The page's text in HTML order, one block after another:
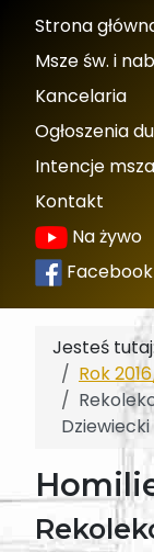
Strona
Msze św. i
Kancelaria
Ogłoszenia
Intencje
Kontakt
Na żywo
Facebook
Jesteś tutaj:
Rok